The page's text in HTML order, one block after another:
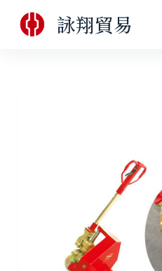
跳
至
詠翔貿易